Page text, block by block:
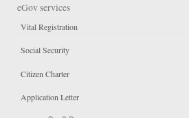
eGov services
Vital Registration
Social Security
Citizen Charter
Application Letter